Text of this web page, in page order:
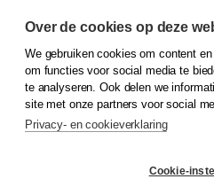
© 2026Koninklijke Boom uitgevers
Klantenservice
Service & informatie
Contact
Over de cookies op deze
We gebruiken cookies om content
om functies voor social media te
te analyseren. Ook delen we
site met onze partners voor social
Privacy- en cookieverklaring
Cookie-